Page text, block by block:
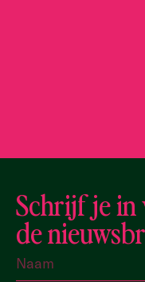
Schrijf je in
de